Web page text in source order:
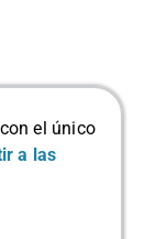
con el único
a las